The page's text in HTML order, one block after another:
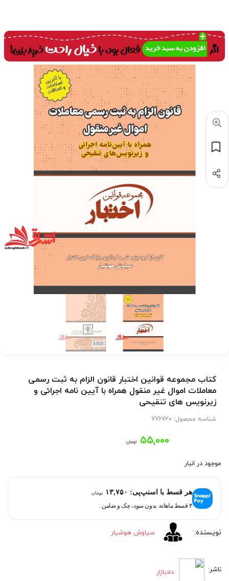
کتاب مجموعه قوانین اختبار قانون الزام به ثبت رسمی
معاملات اموال غیر منقول همراه با آیین نامه اجرائی و
زیرنویس های تنقیحی
شناسه محصول: 776720
۵۵,۰۰۰ تومان
موجود در انبار
هر قسط با اسنپ‌پی: ۱۳,۷۵۰ تومان
۴ قسط ماهانه. بدون سود، چک و ضامن.
سیاوش هوشیار
دادبازار